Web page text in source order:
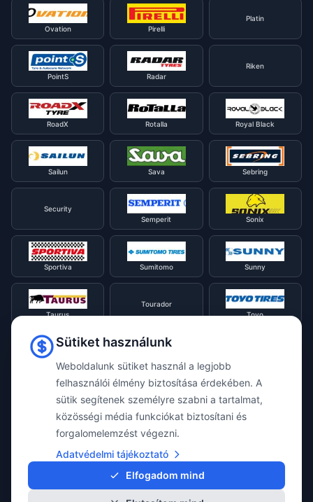
Ovation Pirelli
Platin
PointS Radar
Riken
RoadX Rotalla Royal Black
Sailun Sava Sebring
Security
Semperit
Sonix
Sportiva Sumitomo Sunny
Taurus
Tourador
Toyo
Tracmax
Triangle
Viking Voyager
Vredestein
Sütiket használunk
Weboldalunk sütiket használ a legjobb
felhasználói élmény biztosítása érdekében. A
sütik segítenek személyre szabni a tartalmat,
közösségi média funkciókat biztosítani és
forgalomelemzést végezni.
Adatvédelmi tájékoztató
Elfogadom mind